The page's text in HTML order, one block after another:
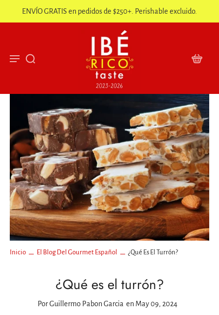
ENVÍO GRATIS en pedidos de $250+. Perishable excluido.
Inicio El Blog Del Gourmet Español ¿Qué Es El Turrón?
¿Qué es el turrón?
PorGuillermo Pabon Garcia en May 09, 2024